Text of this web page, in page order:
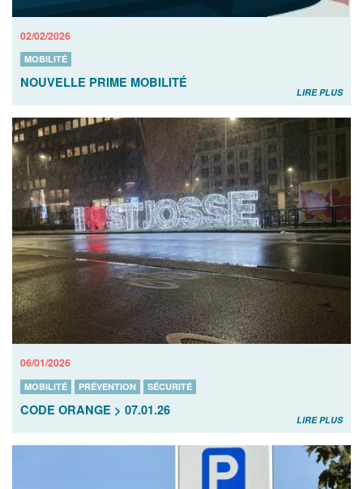
02/02/2026
MOBILITÉ
NOUVELLE PRIME MOBILITÉ
LIRE PLUS
06/01/2026
MOBILITÉ PRÉVENTION SÉCURITÉ
CODE ORANGE > 07.01.26
LIRE PLUS